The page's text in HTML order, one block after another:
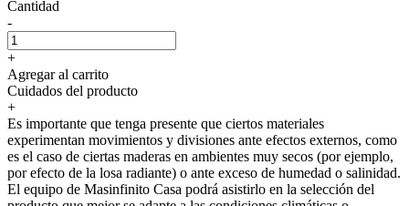
Cantidad
-
+
Agregar al carrito
Cuidados del producto
+
Es importante que tenga presente que ciertos materiales
experimentan movimientos y divisiones ante efectos externos, como
es el caso de ciertas maderas en ambientes muy secos (por ejemplo,
por efecto de la losa radiante) o ante exceso de humedad o salinidad.
El equipo de Masinfinito Casa podrá asistirlo en la selección del